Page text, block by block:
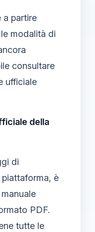
a partire
modalità di
consultare
ufficiale
della
di
piattaforma, è
PDF.
tutte le